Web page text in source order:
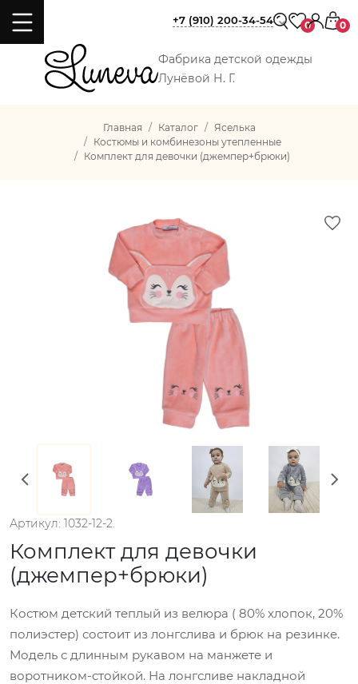
Фабрика детской одежды
Лунёвой Н. Г.
+7 (910) 200-34-54 0 0
Главная Каталог
Яселька
Костюмы и комбинезоны утепленные
Комплект для девочки (джемпер+брюки)
Артикул: 1032-12-2.
Комплект для девочки
(джемпер+брюки)
Костюм детский теплый из велюра ( 80% хлопок, 20%
полиэстер) состоит из лонгслива и брюк на резинке.
Модель с длинным рукавом на манжете и
воротником-стойкой. На лонгсливе накладной